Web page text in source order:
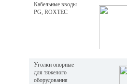
Кабельные вводы
PG, ROXTEC
Уголки опорные
для тяжелого
оборудования